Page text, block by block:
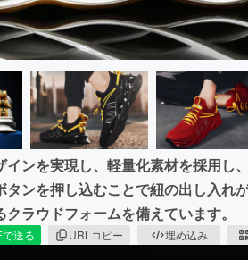
ンを実現し、軽量化素材を採用し
ンを押し込むことで紐の出し入れ
ラウドフォームを備えています。
送る URLコピー 埋め込み